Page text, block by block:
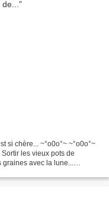
si chère... ~°o0o°~ ~°o0o°~
Sortir les vieux pots de
avec la lune...